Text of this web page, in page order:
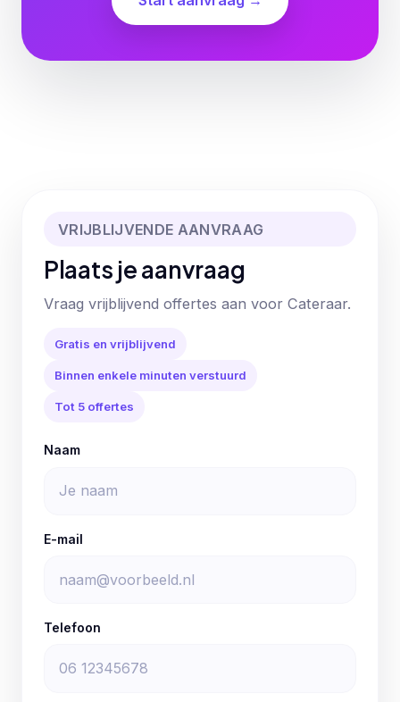
VRIJBLIJVENDE AANVRAAG
Plaats je aanvraag
Vraag vrijblijvend offertes aan voor Cateraar.
Gratis en vrijblijvend
Binnen enkele minuten verstuurd
Tot 5 offertes
Naam
E-mail
Telefoon